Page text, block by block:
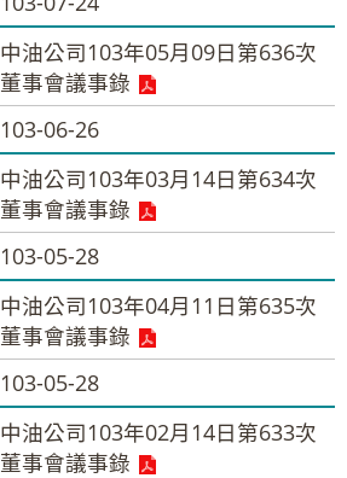
中油公司103年05月09日第636次
董事會議事錄
103-06-26
中油公司103年03月14日第634次
董事會議事錄
103-05-28
中油公司103年04月11日第635次
董事會議事錄
103-05-28
中油公司103年02月14日第633次
董事會議事錄